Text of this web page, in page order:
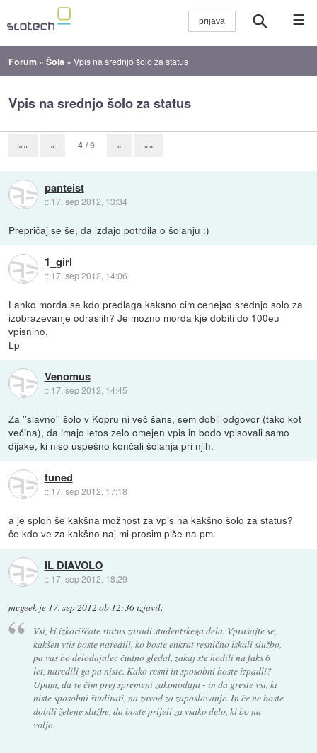
☰
Forum »Šola »Vpis na srednjo šolo za status
Vpis na srednjo šolo za status
«« « 4 / 9 » »»
panteist
:: 17. sep 2012, 13:34
Prepričaj se še, da izdajo potrdila o šolanju :)
1_girl
:: 17. sep 2012, 14:06
Lahko morda se kdo predlaga kaksno cim cenejso srednjo solo za
izobrazevanje odraslih? Je mozno morda kje dobiti do 100eu
vpisnino.
Lp
Venomus
:: 17. sep 2012, 14:45
Za ''slavno'' šolo v Kopru ni več šans, sem dobil odgovor (tako kot
večina), da imajo letos zelo omejen vpis in bodo vpisovali samo
dijake, ki niso uspešno končali šolanja pri njih.
tuned
:: 17. sep 2012, 17:18
a je sploh še kakšna možnost za vpis na kakšno šolo za status?
če kdo ve za kakšno naj mi prosim piše na pm.
IL DIAVOLO
:: 17. sep 2012, 18:29
mcgeek je 17. sep 2012 ob 12:36izjavil:
Vsi, ki izkoriščate status zaradi študentskega dela. Vprašajte se,
kakšen vtis boste naredili, ko boste enkrat resnično iskali službo,
pa vas bo delodajalec čudno gledal, zakaj ste hodili na faks 6
let, naredili ga pa niste. Kako resni in sposobni boste izpadli?
Upam, da se čim prej spremeni zakonodaja - in da greste vsi, ki
niste sposobni študirati, na zavod za zaposlovanje. In če ne boste
dobili želene službe, da boste prijeli za vsako delo, ki bo na
voljo.